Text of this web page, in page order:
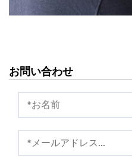
お問い合わせ